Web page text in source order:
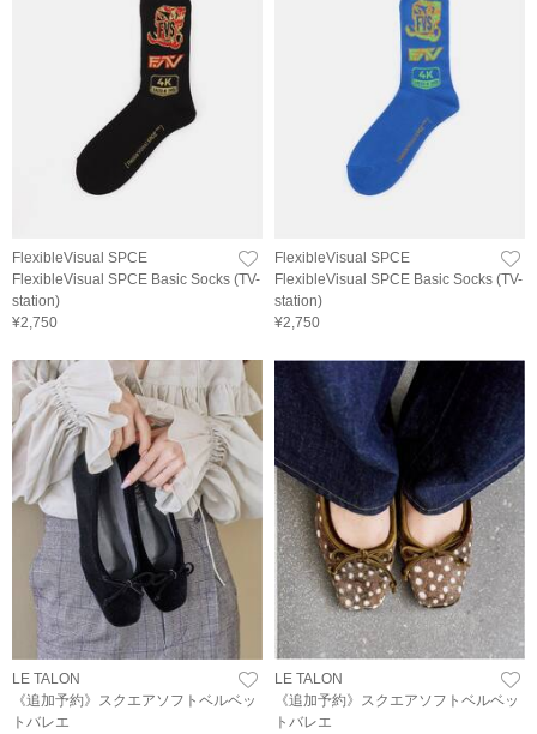
FlexibleVisual SPCE
FlexibleVisual SPCE Basic Socks (TV-
station)
¥2,750
FlexibleVisual SPCE
FlexibleVisual SPCE Basic Socks (TV-
station)
¥2,750
LE TALON
《追加予約》スクエアソフトベルベッ
トバレエ
LE TALON
《追加予約》スクエアソフトベルベッ
トバレエ